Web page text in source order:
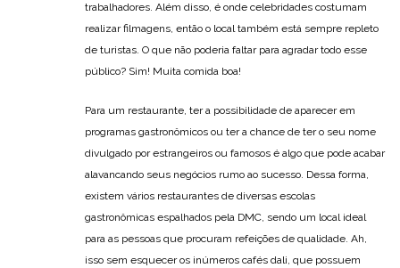
trabalhadores. Além disso, é onde celebridades costumam
realizar filmagens, então o local também está sempre repleto
de turistas. O que não poderia faltar para agradar todo esse
público? Sim! Muita comida boa!
Para um restaurante, ter a possibilidade de aparecer em
programas gastronômicos ou ter a chance de ter o seu nome
divulgado por estrangeiros ou famosos é algo que pode acabar
alavancando seus negócios rumo ao sucesso. Dessa forma,
existem vários restaurantes de diversas escolas
gastronômicas espalhados pela DMC, sendo um local ideal
para as pessoas que procuram refeições de qualidade. Ah,
isso sem esquecer os inúmeros cafés dali, que possuem